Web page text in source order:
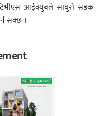
आईक्युबले साघुरो सडक
सक्छ ।